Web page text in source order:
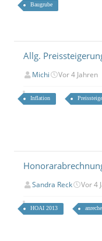
Baugrube
Allg.
Michi Vor 4 Jahren
Inflation
Sandra Reck Vor 4
HOAI 2013